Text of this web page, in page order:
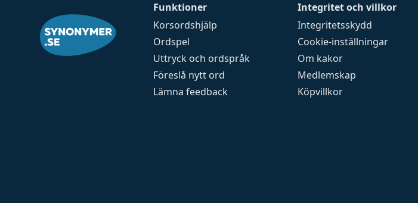
Funktioner
Korsordshjälp
Ordspel
Uttryck och ordspråk
Föreslå nytt ord
Lämna feedback
Integritet och villkor
Integritetsskydd
Cookie-inställningar
Om kakor
Medlemskap
Köpvillkor